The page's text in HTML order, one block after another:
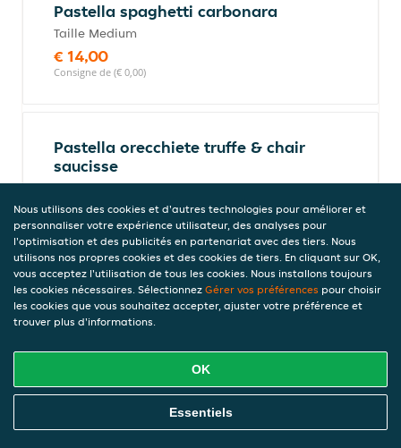
Pastella spaghetti carbonara
Taille Medium
€ 14,00
Consigne de (€ 0,00)
Pastella orecchiete truffe & chair
saucisse
Taille Medium
€ 14,00
Consigne de (€ 0,00)
Calzones
Pizzas fermées
Calzone romaine
Tomate, mozzarella, jambon, salami doux,
olives.
Commandez En Ligne
Nous utilisons des cookies et d'autres technologies pour améliorer et
personnaliser votre expérience utilisateur, des analyses pour
l'optimisation et des publicités en partenariat avec des tiers. Nous
utilisons nos propres cookies et des cookies de tiers. En cliquant sur OK,
vous acceptez l'utilisation de tous les cookies. Nous installons toujours
les cookies nécessaires. Sélectionnez Gérer vos préférences pour choisir
les cookies que vous souhaitez accepter, ajuster votre préférence et
trouver plus d'informations.
OK
Essentiels